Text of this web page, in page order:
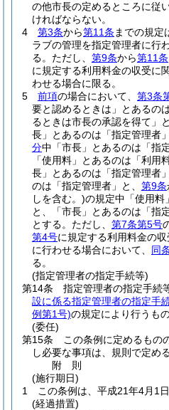
の他市長の定めるところに従
ければならない。
4
第3条から第11条 までの規定
ラブの管理を指定管理者に行
る。 ただし、 第9条から第11条
に規定する利用料金の収受に
わせる場合に限る。
5
前項の場合において、 第3条
要と認めるときは」とあるの
るときは市長の承認を得て」と
長」とあるのは「指定管理者」
分中「市長」とあるのは「指
「使用料」とあるのは「利用
長」とあるのは「指定管理者」
のは「指定管理者」と、 第9条
しを含む。)の規定中「使用料
と、「市長」とあるのは「指
とする。 ただし、 第7条第5号
第4号に規定する利用料金の
に行わせる場合において、 同
る。
(指定管理者の指定手続等)
第14条
指定管理者の指定手続
設に係る指定管理者の指定手
例第1号)の規定により行うもの
(委任)
第15条
この条例に定めるもの
し必要な事項は、規則で定める
附 則
(施行期日)
1
この条例は、平成21年4月1
(経過措置)